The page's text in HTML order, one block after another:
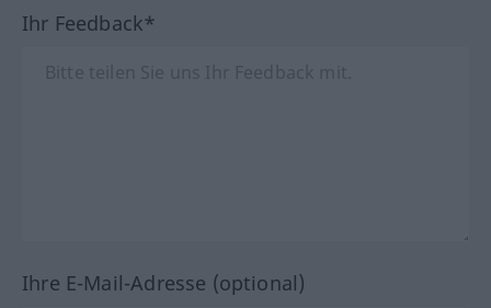
Ihr Feedback*
Ihre E-Mail-Adresse (optional)